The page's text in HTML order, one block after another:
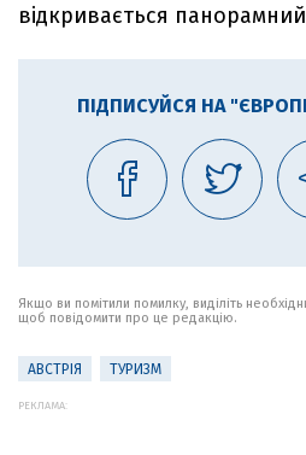
відкривається
ПІДПИСУЙСЯ НА
Якщо ви помітили помилку, виділіть
щоб повідомити про це редакцію.
АВСТРІЯ ТУРИЗМ
РЕКЛАМА: